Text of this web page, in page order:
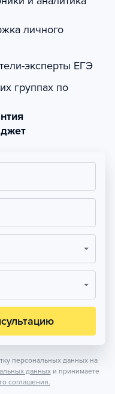
личного
эксперты ЕГЭ
группах по
персональных данных на
данных и принимаете
соглашения.